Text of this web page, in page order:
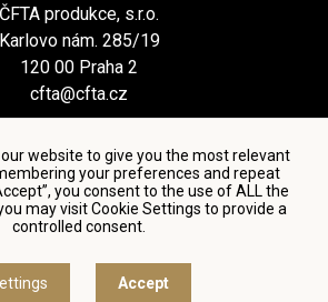
website to give you the most relevant
your preferences and repeat
you consent to the use of ALL the
may visit Cookie Settings to provide a
controlled consent.
Accept
ČFTA produkce, s.r.o.
Karlovo nám. 285/19
120 00 Praha 2
cfta@cfta.cz
of using personal data and privacy
|Cookie settings
a televizní akademie, 2018 - 2026